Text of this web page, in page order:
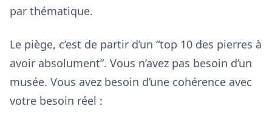
par thématique.
Le piège, c’est de partir d’un “top 10 des pierres à
avoir absolument”. Vous n’avez pas besoin d’un
musée. Vous avez besoin d’une cohérence avec
votre besoin réel :